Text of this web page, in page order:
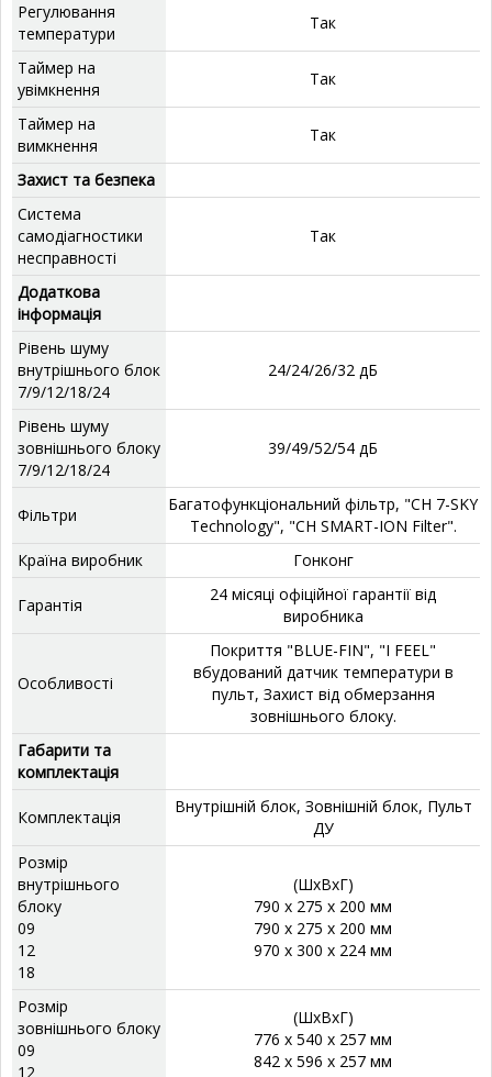
Регулювання
температури
Так
Таймер на
увімкнення
Так
Таймер на
вимкнення
Так
Захист та безпека
Система
самодіагностики
несправності
Так
Додаткова
інформація
Рівень шуму
внутрішнього блок
7/9/12/18/24
24/24/26/32 дБ
Рівень шуму
зовнішнього блоку
7/9/12/18/24
39/49/52/54 дБ
Фільтри
Багатофункціональний фільтр, "CH 7-SKY
Technology", "CH SMART-ION Filter".
Країна виробник
Гонконг
Гарантія
24 місяці офіційної гарантії від
виробника
Особливості
Покриття "BLUE-FIN", "I FEEL"
вбудований датчик температури в
пульт, Захист від обмерзання
зовнішнього блоку.
Габарити та
комплектація
Комплектація
Внутрішній блок, Зовнішній блок, Пульт
ДУ
Розмір
внутрішнього
блоку
09
12
18
(ШхВхГ)
790 x 275 x 200 мм
790 x 275 x 200 мм
970 x 300 x 224 мм
Розмір
зовнішнього блоку
09
12
(ШхВхГ)
776 x 540 x 257 мм
842 x 596 x 257 мм